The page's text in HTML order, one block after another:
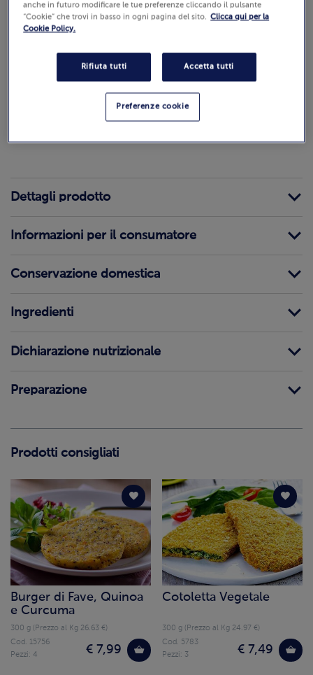
Recensioni
4.8 / 5
Dettagli prodotto
Informazioni per il consumatore
Conservazione domestica
Ingredienti
Dichiarazione nutrizionale
Preparazione
Prodotti consigliati
Burger di Fave, Quinoa
e Curcuma
300 g (Prezzo al Kg 26.63 €)
€ 7,99
Cod. 15756
Pezzi: 4
Cotoletta Vegetale
300 g (Prezzo al Kg 24.97 €)
€ 7,49
Cod. 5783
Pezzi: 3
anche in futuro modificare le tue preferenze cliccando il pulsante
“Cookie” che trovi in basso in ogni pagina del sito. Clicca qui per la
Cookie Policy.
Rifiuta tutti Accetta tutti
Preferenze cookie